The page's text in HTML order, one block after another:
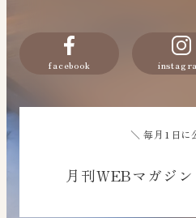
facebook
＼ 毎月1日に
月刊WEBマガジ